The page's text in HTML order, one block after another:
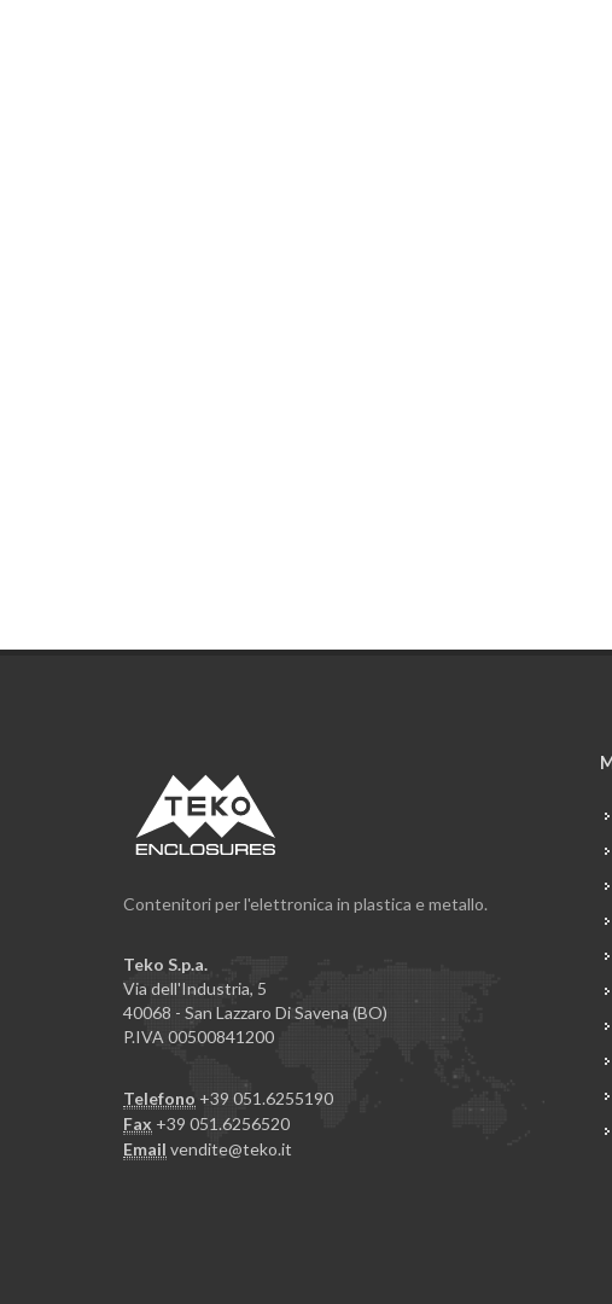
Contenitori per l'elettronica in plastica e metallo.
Teko S.p.a.
Via dell'Industria, 5
40068 - San Lazzaro Di Savena (BO)
P.IVA 00500841200
Telefono +39 051.6255190
Fax +39 051.6256520
Email vendite@teko.it